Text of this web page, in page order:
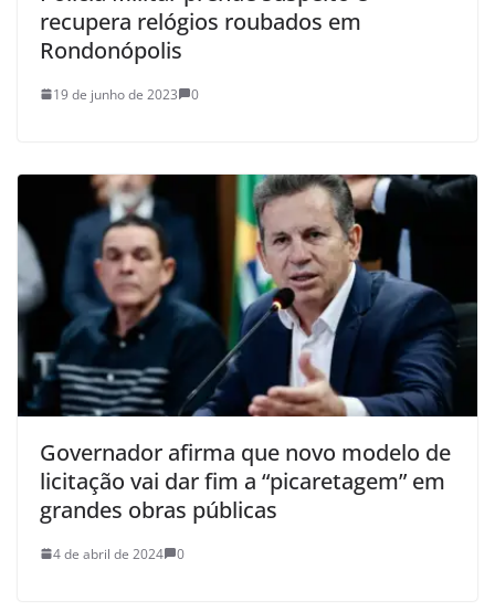
recupera relógios roubados em
Rondonópolis
19 de junho de 2023 0
Governador afirma que novo modelo de
licitação vai dar fim a “picaretagem” em
grandes obras públicas
4 de abril de 2024 0